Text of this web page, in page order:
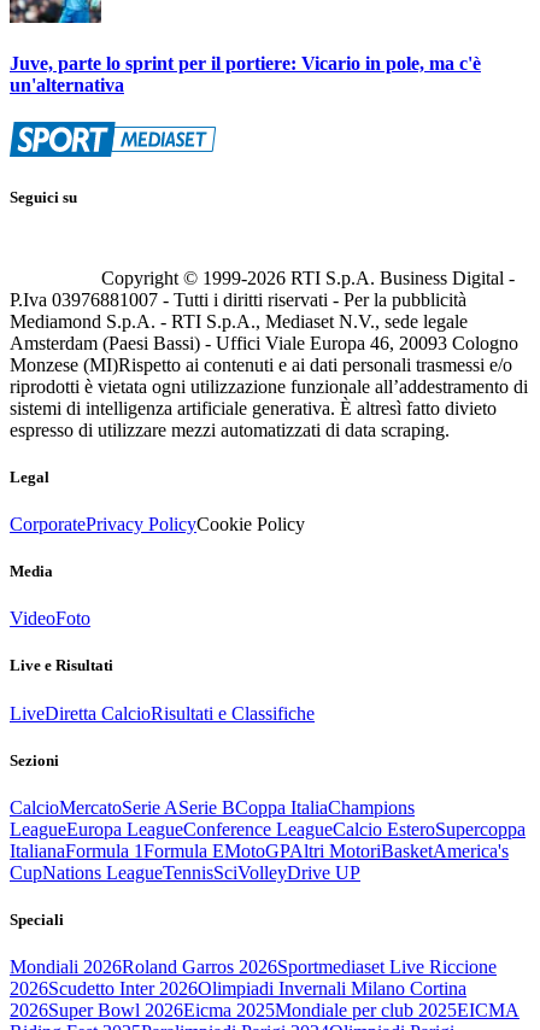
Juve, parte lo sprint per il portiere: Vicario in pole, ma c'è
un'alternativa
Seguici su
Copyright © 1999-2026 RTI S.p.A. Business Digital -
P.Iva 03976881007 - Tutti i diritti riservati - Per la pubblicità
Mediamond S.p.A. - RTI S.p.A., Mediaset N.V., sede legale
Amsterdam (Paesi Bassi) - Uffici Viale Europa 46, 20093 Cologno
Monzese (MI)Rispetto ai contenuti e ai dati personali trasmessi e/o
riprodotti è vietata ogni utilizzazione funzionale all’addestramento di
sistemi di intelligenza artificiale generativa. È altresì fatto divieto
espresso di utilizzare mezzi automatizzati di data scraping.
Legal
CorporatePrivacy PolicyCookie Policy
Media
VideoFoto
Live e Risultati
LiveDiretta CalcioRisultati e Classifiche
Sezioni
CalcioMercatoSerie ASerie BCoppa ItaliaChampions
LeagueEuropa LeagueConference LeagueCalcio EsteroSupercoppa
ItalianaFormula 1Formula EMotoGPAltri MotoriBasketAmerica's
CupNations LeagueTennisSciVolleyDrive UP
Speciali
Mondiali 2026Roland Garros 2026Sportmediaset Live Riccione
2026Scudetto Inter 2026Olimpiadi Invernali Milano Cortina
2026Super Bowl 2026Eicma 2025Mondiale per club 2025EICMA